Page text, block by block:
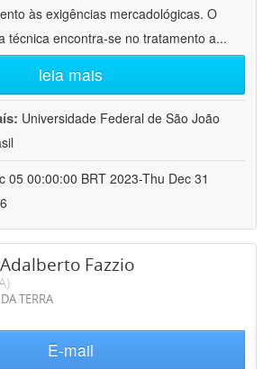
às exigências mercadológicas. O
técnica encontra-se no tratamento a...
leia mais
Universidade Federal de São João
05 00:00:00 BRT 2023-Thu Dec 31
Adalberto Fazzio
TERRA
E-mail